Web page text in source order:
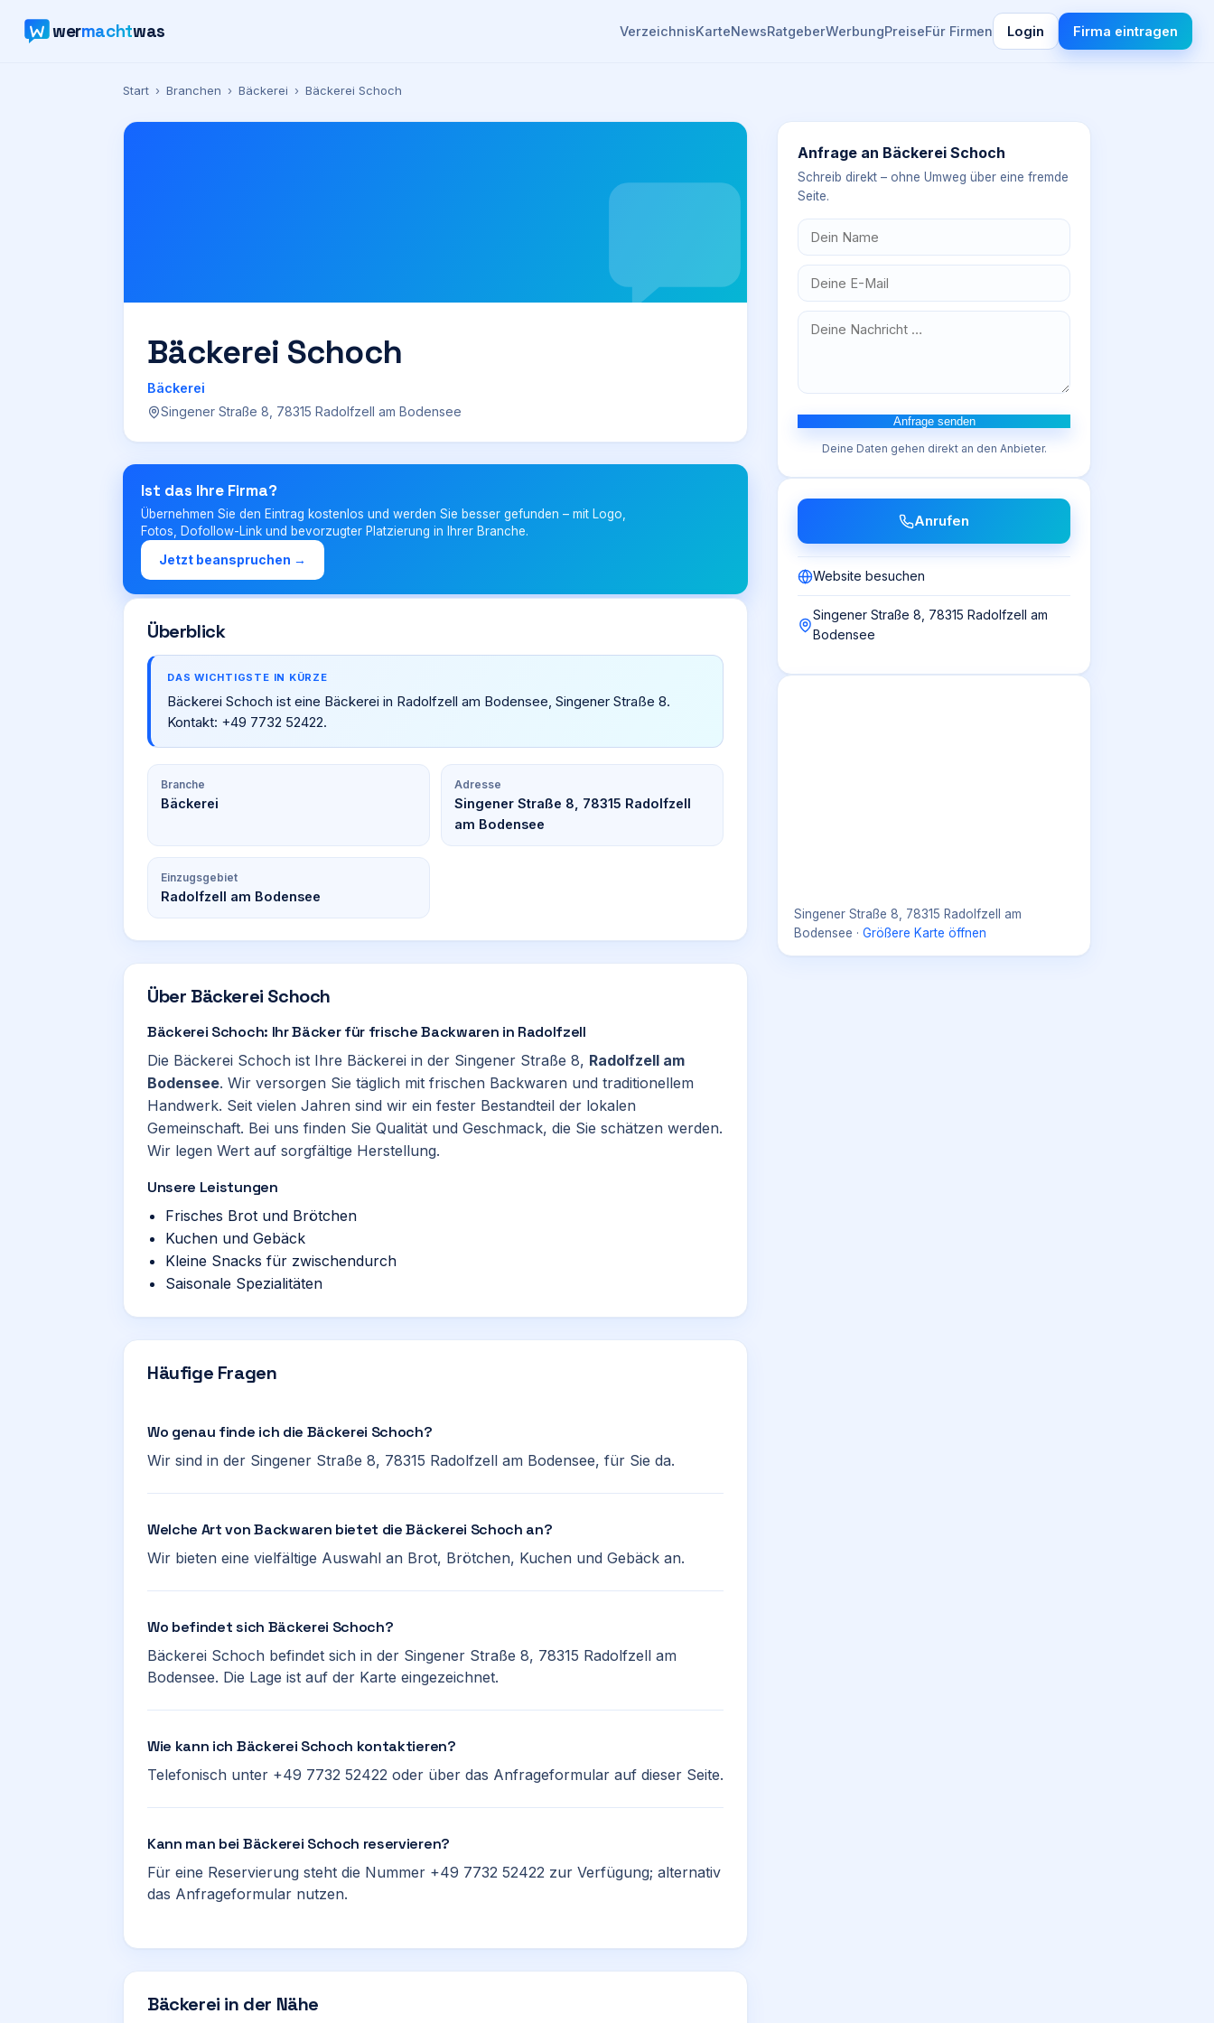
wermachtwas VerzeichnisKarteNewsRatgeberWerbungPreiseFür Firmen Login Firma eintragen
Start › Branchen › Bäckerei › Bäckerei Schoch
Bäckerei Schoch
Bäckerei
Singener Straße 8, 78315 Radolfzell am Bodensee
Ist das Ihre Firma?
Übernehmen Sie den Eintrag kostenlos und werden Sie besser gefunden – mit Logo,
Fotos, Dofollow-Link und bevorzugter Platzierung in Ihrer Branche.
Jetzt beanspruchen →
Überblick
DAS WICHTIGSTE IN KÜRZE
Bäckerei Schoch ist eine Bäckerei in Radolfzell am Bodensee, Singener Straße 8.
Kontakt: +49 7732 52422.
Branche
Bäckerei
Adresse
Singener Straße 8, 78315 Radolfzell
am Bodensee
Einzugsgebiet
Radolfzell am Bodensee
Über Bäckerei Schoch
Bäckerei Schoch: Ihr Bäcker für frische Backwaren in Radolfzell
Die Bäckerei Schoch ist Ihre Bäckerei in der Singener Straße 8, Radolfzell am
Bodensee. Wir versorgen Sie täglich mit frischen Backwaren und traditionellem
Handwerk. Seit vielen Jahren sind wir ein fester Bestandteil der lokalen
Gemeinschaft. Bei uns finden Sie Qualität und Geschmack, die Sie schätzen werden.
Wir legen Wert auf sorgfältige Herstellung.
Unsere Leistungen
Frisches Brot und Brötchen
Kuchen und Gebäck
Kleine Snacks für zwischendurch
Saisonale Spezialitäten
Häufige Fragen
Wo genau finde ich die Bäckerei Schoch?
Wir sind in der Singener Straße 8, 78315 Radolfzell am Bodensee, für Sie da.
Welche Art von Backwaren bietet die Bäckerei Schoch an?
Wir bieten eine vielfältige Auswahl an Brot, Brötchen, Kuchen und Gebäck an.
Wo befindet sich Bäckerei Schoch?
Bäckerei Schoch befindet sich in der Singener Straße 8, 78315 Radolfzell am
Bodensee. Die Lage ist auf der Karte eingezeichnet.
Wie kann ich Bäckerei Schoch kontaktieren?
Telefonisch unter +49 7732 52422 oder über das Anfrageformular auf dieser Seite.
Kann man bei Bäckerei Schoch reservieren?
Für eine Reservierung steht die Nummer +49 7732 52422 zur Verfügung; alternativ
das Anfrageformular nutzen.
Bäckerei in der Nähe
Anfrage an Bäckerei Schoch
Schreib direkt – ohne Umweg über eine fremde
Seite.
Anfrage senden
Deine Daten gehen direkt an den Anbieter.
Anrufen
Website besuchen
Singener Straße 8, 78315 Radolfzell am
Bodensee
Singener Straße 8, 78315 Radolfzell am
Bodensee · Größere Karte öffnen